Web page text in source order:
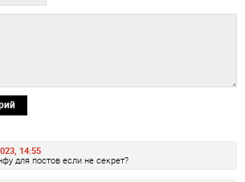
14:55
для постов если не секрет?